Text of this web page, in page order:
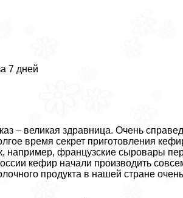
7 дней
– великая здравница. Очень
время секрет приготовления
например, французские сыровары
кефир начали производить
продукта в нашей стране